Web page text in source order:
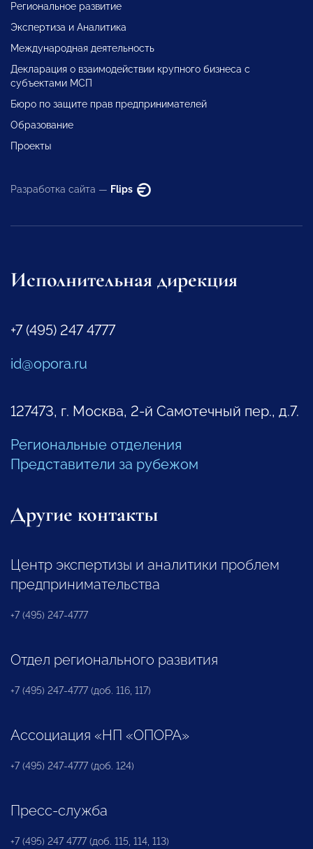
Региональное развитие
Экспертиза и Аналитика
Международная деятельность
Декларация о взаимодействии крупного бизнеса с
субъектами МСП
Бюро по защите прав предпринимателей
Образование
Проекты
Разработка сайта — Flips
Исполнительная дирекция
+7 (495) 247 4777
id@opora.ru
127473, г. Москва, 2-й Самотечный пер., д.7.
Региональные отделения
Представители за рубежом
Другие контакты
Центр экспертизы и аналитики проблем
предпринимательства
+7 (495) 247-4777
Отдел регионального развития
+7 (495) 247-4777 (доб. 116, 117)
Ассоциация «НП «ОПОРА»
+7 (495) 247-4777 (доб. 124)
Пресс-служба
+7 (495) 247 4777 (доб. 115, 114, 113)